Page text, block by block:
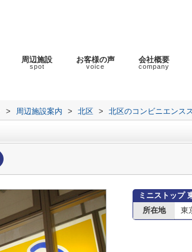
周辺施設
spot
お客様の声
voice
会社概要
company
> 周辺施設案内 > 北区 > 北区のコンビニエンス
ミニストップ
所在地
東